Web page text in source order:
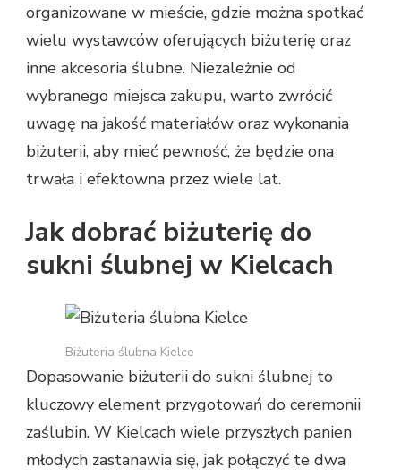
organizowane w mieście, gdzie można spotkać
wielu wystawców oferujących biżuterię oraz
inne akcesoria ślubne. Niezależnie od
wybranego miejsca zakupu, warto zwrócić
uwagę na jakość materiałów oraz wykonania
biżuterii, aby mieć pewność, że będzie ona
trwała i efektowna przez wiele lat.
Jak dobrać biżuterię do
sukni ślubnej w Kielcach
Biżuteria ślubna Kielce
Dopasowanie biżuterii do sukni ślubnej to
kluczowy element przygotowań do ceremonii
zaślubin. W Kielcach wiele przyszłych panien
młodych zastanawia się, jak połączyć te dwa